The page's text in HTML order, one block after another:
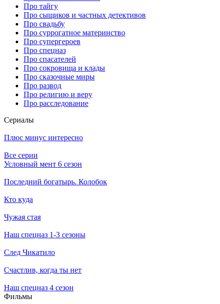
Про тайгу
Про сыщиков и частных детективов
Про свадьбу
Про суррогатное материнство
Про супергероев
Про спецназ
Про спасателей
Про сокровища и клады
Про сказочные миры
Про развод
Про религию и веру
Про расследование
Се­риа­лы
Плюс минус интересно
Все серии
Условный мент 6 сезон
Последний богатырь. Колобок
Кто куда
Чужая стая
Наш спецназ 1-3 сезоны
След Чикатило
Счастлив, когда ты нет
Наш спецназ 4 сезон
Филь­мы